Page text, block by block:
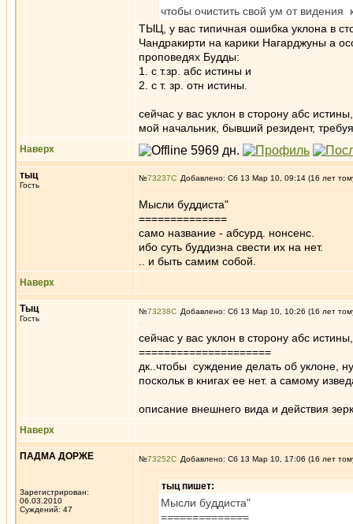
чтобы очистить свой ум от
ТЫЦ, у вас типичная ошибка уклона в
Чандракирти на карики Нагарджуны а
проповедях Будды:
1. с т.зр. абс истины и
2. с т. зр. отн истины.
сейчас у вас уклон в сторону абс
мой начальник, бывший резидент,
Наверх
тыц
Гость
№73237 Добавлено: Сб 13 Мар 10, 09:14 (16 лет
Мысли буддиста"
==============
само название - абсурд. нонсенс.
ибо суть буддизна свести их на нет.
.. и быть самим собой.
Наверх
Тыц
Гость
№73238 Добавлено: Сб 13 Мар 10, 10:26 (16 лет
сейчас у вас уклон в сторону абс истины,
=====================
дк..чтобы суждение делать об уклоне,
поскольк в книгах ее нет. а самому
описание внешнего вида и действия
Наверх
ПАДМА ДОРЖЕ
Зарегистрирован:
06.03.2010
Суждений: 47
№73252 Добавлено: Сб 13 Мар 10, 17:06 (16 лет
тыц пишет:
Мысли буддиста"
==============